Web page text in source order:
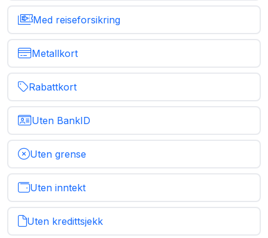
Med reiseforsikring
Metallkort
Rabattkort
Uten BankID
Uten grense
Uten inntekt
Uten kredittsjekk